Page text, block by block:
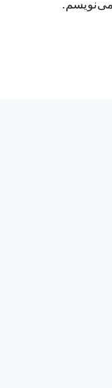
می‌نویسم.